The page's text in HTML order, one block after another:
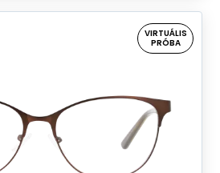
VIRTUÁLIS
PRÓBA